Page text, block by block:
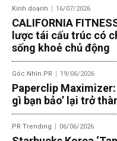
Kinh doanh 16/07/2026
CALIFORNIA
lược tái cấu trúc có
sống khoẻ chủ động
Góc Nhìn PR 19/06/2026
Paperclip
gì bạn bảo’ lại trở
PR Trending 06/06/2026